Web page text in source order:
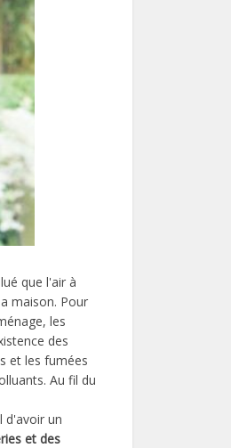
que l'air à
maison. Pour
les
des
et les fumées
Au fil du
d'avoir un
et des